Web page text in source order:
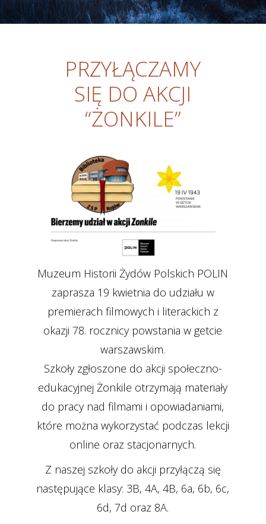
PRZYŁĄCZAMY
SIĘ DO AKCJI
“ŻONKILE”
Muzeum Historii Żydów Polskich POLIN
zaprasza 19 kwietnia do udziału w
premierach filmowych i literackich z
okazji 78. rocznicy powstania w getcie
warszawskim.
Szkoły zgłoszone do akcji społeczno-
edukacyjnej Żonkile otrzymają materiały
do pracy nad filmami i opowiadaniami,
które można wykorzystać podczas lekcji
online oraz stacjonarnych.
Z naszej szkoły do akcji przyłączą się
następujące klasy: 3B, 4A, 4B, 6a, 6b, 6c,
6d, 7d oraz 8A.